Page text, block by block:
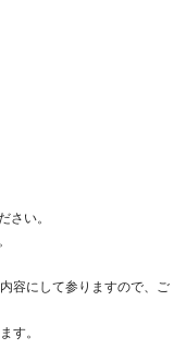
さい。
容にして参りますので、ご
す。